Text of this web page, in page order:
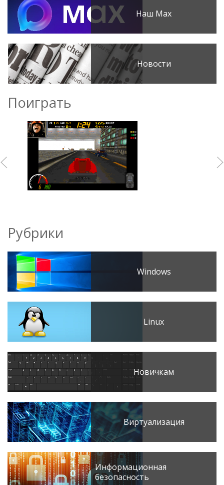
Наш Max
Новости
Поиграть
Рубрики
Windows
Linux
Новичкам
Виртуализация
Информационная
безопасность